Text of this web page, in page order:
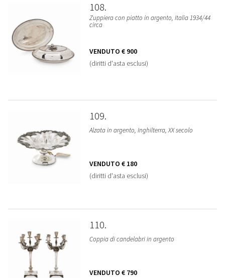
108
Zuppiera con piatto in argento, Italia 1934/44
circa
VENDUTO € 900
(diritti d'asta esclusi)
109
Alzata in argento, Inghilterra, XX secolo
VENDUTO € 180
(diritti d'asta esclusi)
110
Coppia di candelabri in argento
VENDUTO € 790